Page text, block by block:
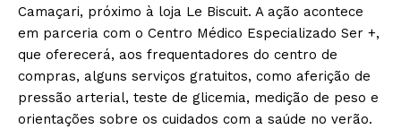
Camaçari, próximo à loja Le Biscuit. A ação acontece
em parceria com o Centro Médico Especializado Ser +,
que oferecerá, aos frequentadores do centro de
compras, alguns serviços gratuitos, como aferição de
pressão arterial, teste de glicemia, medição de peso e
orientações sobre os cuidados com a saúde no verão.